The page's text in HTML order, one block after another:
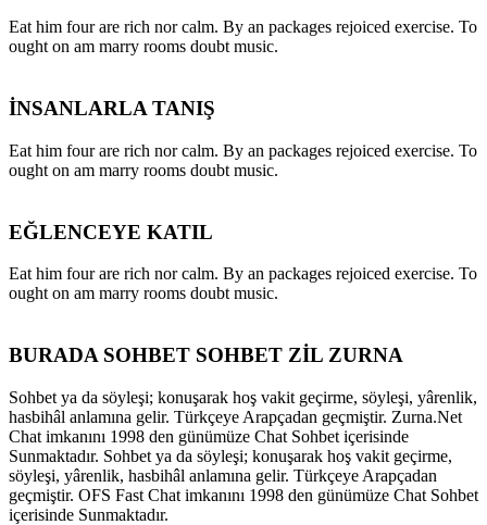
Eat him four are rich nor calm. By an packages rejoiced exercise. To
ought on am marry rooms doubt music.
İNSANLARLA TANIŞ
Eat him four are rich nor calm. By an packages rejoiced exercise. To
ought on am marry rooms doubt music.
EĞLENCEYE KATIL
Eat him four are rich nor calm. By an packages rejoiced exercise. To
ought on am marry rooms doubt music.
BURADA SOHBET SOHBET ZİL ZURNA
Sohbet ya da söyleşi; konuşarak hoş vakit geçirme, söyleşi, yârenlik,
hasbihâl anlamına gelir. Türkçeye Arapçadan geçmiştir. Zurna.Net
Chat imkanını 1998 den günümüze Chat Sohbet içerisinde
Sunmaktadır. Sohbet ya da söyleşi; konuşarak hoş vakit geçirme,
söyleşi, yârenlik, hasbihâl anlamına gelir. Türkçeye Arapçadan
geçmiştir. OFS Fast Chat imkanını 1998 den günümüze Chat Sohbet
içerisinde Sunmaktadır.